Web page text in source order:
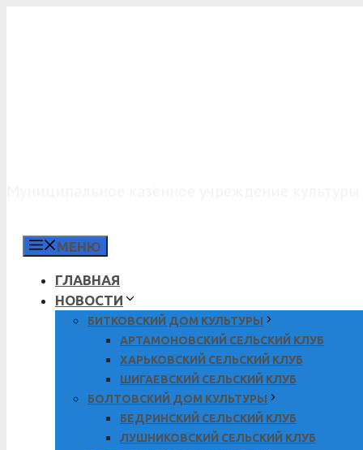
МЕНЮ
ГЛАВНАЯ
НОВОСТИ
БИТКОВСКИЙ ДОМ КУЛЬТУРЫ
АРТАМОНОВСКИЙ СЕЛЬСКИЙ КЛУБ
ХАРЬКОВСКИЙ СЕЛЬСКИЙ КЛУБ
ШИГАЕВСКИЙ СЕЛЬСКИЙ КЛУБ
БОЛТОВСКИЙ ДОМ КУЛЬТУРЫ
БЕДРИНСКИЙ СЕЛЬСКИЙ КЛУБ
ЛУШНИКОВСКИЙ СЕЛЬСКИЙ КЛУБ